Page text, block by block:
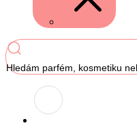
Hledám parfém, kosmetiku